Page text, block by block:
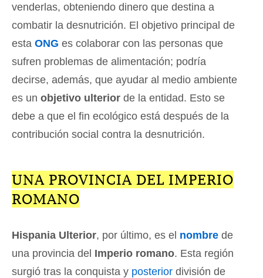
venderlas, obteniendo dinero que destina a
combatir la desnutrición. El objetivo principal de
esta ONG es colaborar con las personas que
sufren problemas de alimentación; podría
decirse, además, que ayudar al medio ambiente
es un objetivo ulterior de la entidad. Esto se
debe a que el fin ecológico está después de la
contribución social contra la desnutrición.
UNA PROVINCIA DEL IMPERIO
ROMANO
Hispania Ulterior, por último, es el nombre de
una provincia del Imperio romano. Esta región
surgió tras la conquista y posterior división de